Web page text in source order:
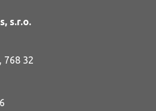
s.r.o.
768 32